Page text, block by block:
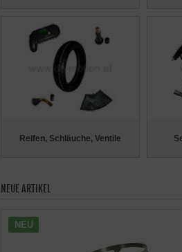
Reifen, Schläuche, Ventile
NEUE ARTIKEL
NEU